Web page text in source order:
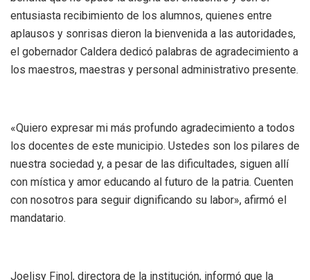
entusiasta recibimiento de los alumnos, quienes entre
aplausos y sonrisas dieron la bienvenida a las autoridades,
el gobernador Caldera dedicó palabras de agradecimiento a
los maestros, maestras y personal administrativo presente.
«Quiero expresar mi más profundo agradecimiento a todos
los docentes de este municipio. Ustedes son los pilares de
nuestra sociedad y, a pesar de las dificultades, siguen allí
con mística y amor educando al futuro de la patria. Cuenten
con nosotros para seguir dignificando su labor», afirmó el
mandatario.
Joelisy Finol, directora de la institución, informó que la